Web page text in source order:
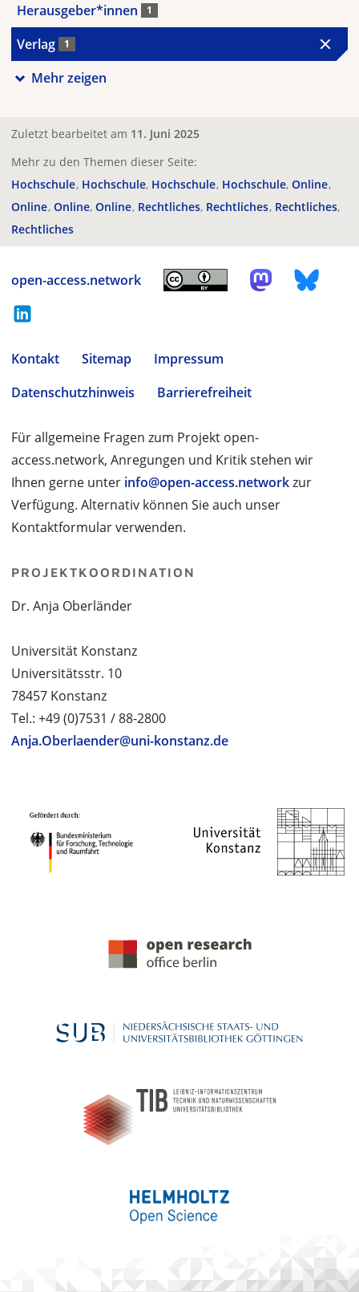
Herausgeber*innen 1
Verlag 1
Mehr zeigen
Zuletzt bearbeitet am 11. Juni 2025
Mehr zu den Themen dieser Seite:
Hochschule Hochschule Hochschule Hochschule Online
Online Online Online Rechtliches Rechtliches Rechtliches
Rechtliches
open-access.network
Kontakt Sitemap
Impressum
Datenschutzhinweis
Barrierefreiheit
Für allgemeine Fragen zum Projekt open-
access.network, Anregungen und Kritik stehen wir
Ihnen gerne unter info@open-access.networkzur
Verfügung. Alternativ können Sie auch unser
Kontaktformular verwenden.
PROJEKTKOORDINATION
Dr. Anja Oberländer
Universität Konstanz
Universitätsstr. 10
78457 Konstanz
Tel.: +49 (0)7531 / 88-2800
Anja.Oberlaender@uni-konstanz.de